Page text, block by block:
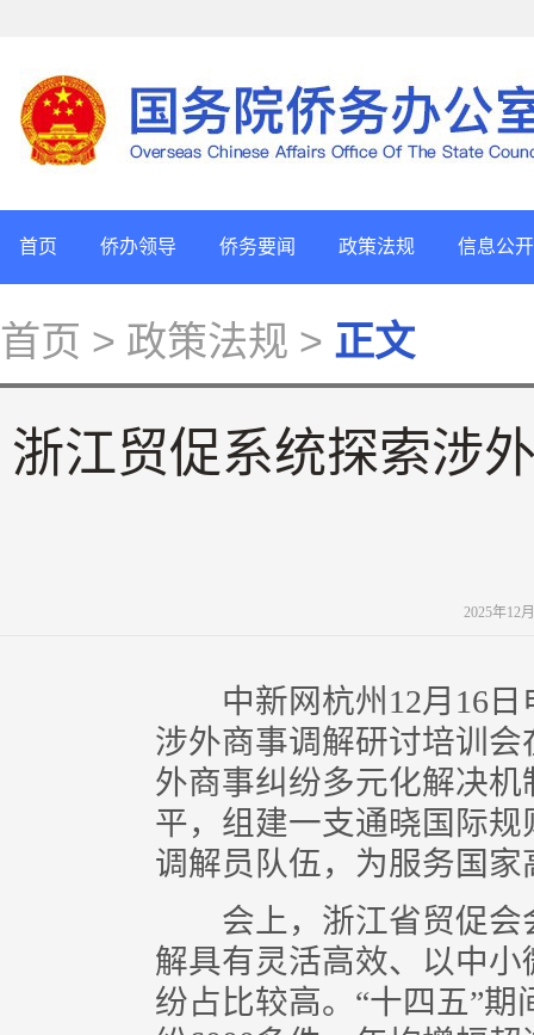
首页 侨办领导 侨务要闻 政策法规 信息公开
首页 > 政策法规 > 正文
浙江贸促系统探索涉
2025年12
中新网杭州12月16日
涉外商事调解研讨培训
外商事纠纷多元化解决
平，组建一支通晓国际
调解员队伍，为服务国
会上，浙江省贸促会
解具有灵活高效、以中
纷占比较高。“十四五”